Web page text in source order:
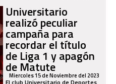
Universitario
realizó peculiar
campaña para
recordar el título
de Liga 1 y apagón
de Matute
Miercoles 15 de Noviembre del 2023